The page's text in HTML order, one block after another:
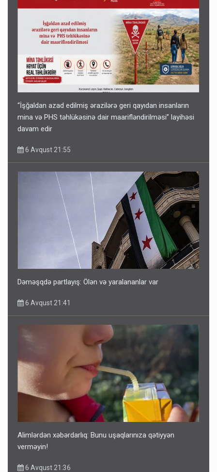
“İşğaldan azad edilmiş ərazilərə geri qayıdan insanların
mina və PHS təhlükəsinə dair maarifləndirilməsi” layihəsi
davam edir
6 Avqust 21:55
Dəməşqdə partlayış: Ölən və yaralananlar var
6 Avqust 21:41
Alimlərdən xəbərdarlıq: Bunu uşaqlarınıza qətiyyən
verməyin!
6 Avqust 21:36